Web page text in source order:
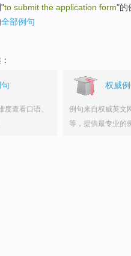
to submit the application form"的
全部例句
度查看口语、
权威
例句来自权威英文
等，提供最专业的